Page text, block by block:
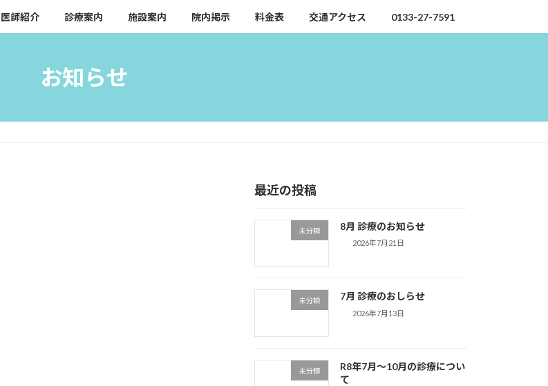
医師紹介 診療案内 施設案内 院内掲示 料金表 交通アクセス 0133-27-7591
お知らせ
最近の投稿
未分類 8月 診療のお知らせ
2026年7月21日
未分類 7月 診療のおしらせ
2026年7月13日
未分類
R8年7月〜10月の診療につい
て